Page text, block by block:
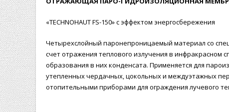
«TECHNOHAUT FS-150» с эффектом энергосбережения
Четырехслойный паронепроницаемый материал со
счет отражения теплового излучения в
образования в них конденсата. Применяется для
утепленных чердачных, цокольных и междуэтажных
отопительными приборами для ограждения лучевого